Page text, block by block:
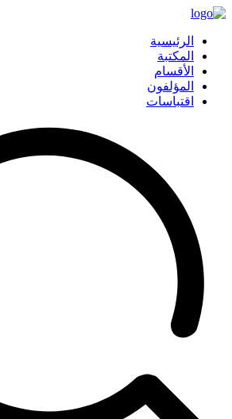
الرئيسية
المكتبة
الأقسام
المؤلفون
اقتباسات